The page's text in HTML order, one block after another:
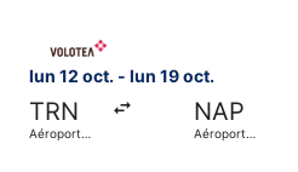
lun 12 oct. - lun 19 oct.
TRN
Aéroport
NAP
Aéroport
Sélectionner le vol Volotea,